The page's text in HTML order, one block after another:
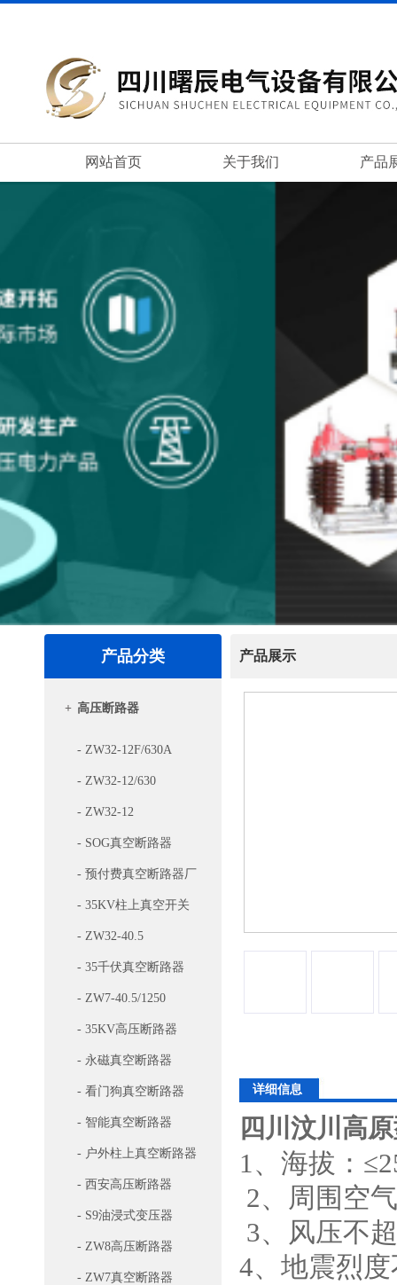
网站首页 关于我们 产品
产品分类
+ 高压断路器
- ZW32-12F/630A
- ZW32-12/630
- ZW32-12
- SOG真空断路器
- 预付费真空断路器厂
- 35KV柱上真空开关
- ZW32-40.5
- 35千伏真空断路器
- ZW7-40.5/1250
- 35KV高压断路器
- 永磁真空断路器
- 看门狗真空断路器
- 智能真空断路器
- 户外柱上真空断路器
- 西安高压断路器
- S9油浸式变压器
- ZW8高压断路器
- ZW7真空断路器
产品展示
详细信息
四川汶川高
1、海拔：
2、周围空
3、风压不
4、地震烈